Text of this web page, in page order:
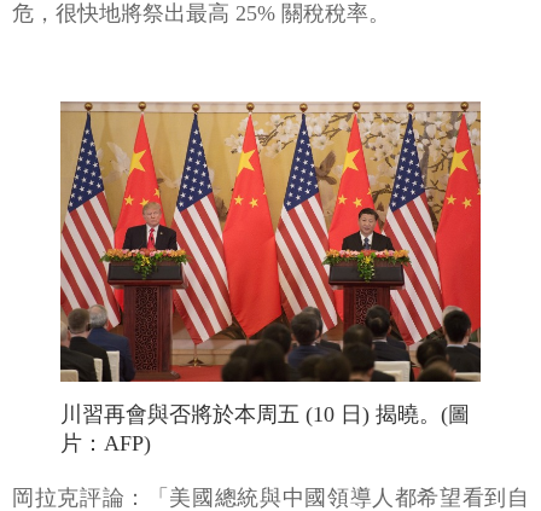
危，很快地將祭出最高 25% 關稅稅率。
川習再會與否將於本周五 (10 日) 揭曉。(圖
片：AFP)
岡拉克評論：「美國總統與中國領導人都希望看到自